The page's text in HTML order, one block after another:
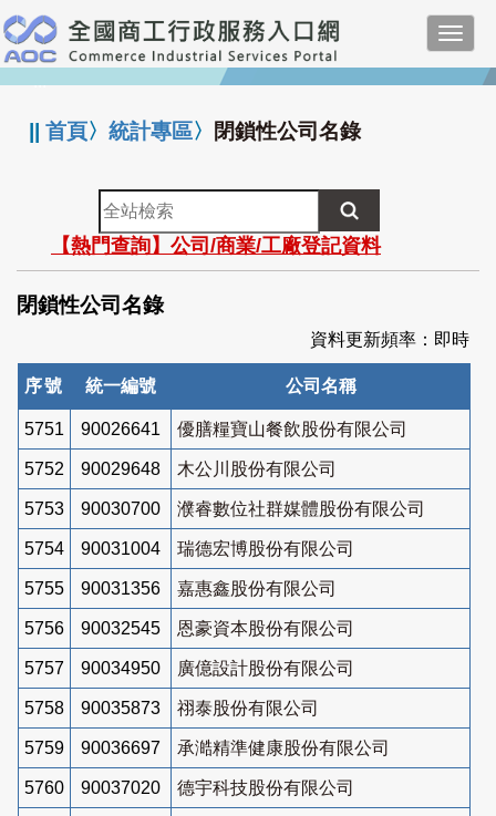
跳
到
主
要
:::
||首頁〉統計專區〉 閉鎖性公司名錄
全
站
檢
索
【熱門查詢】公司/商業/工廠登記資料
閉鎖性公司名錄
資料更新頻率：即時
序號 統一編號 公司名稱
5751 90026641 優膳糧寶山餐飲股份有限公司
5752 90029648 木公川股份有限公司
5753 90030700 濮睿數位社群媒體股份有限公司
5754 90031004 瑞德宏博股份有限公司
5755 90031356 嘉惠鑫股份有限公司
5756 90032545 恩豪資本股份有限公司
5757 90034950 廣億設計股份有限公司
5758 90035873 祤泰股份有限公司
5759 90036697 承澔精準健康股份有限公司
5760 90037020 德宇科技股份有限公司